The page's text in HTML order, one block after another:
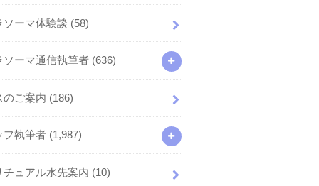
ソーマ体験談 (58)
ソーマ通信執筆者 (636)
のご案内 (186)
フ執筆者 (1,987)
チュアル水先案内 (10)